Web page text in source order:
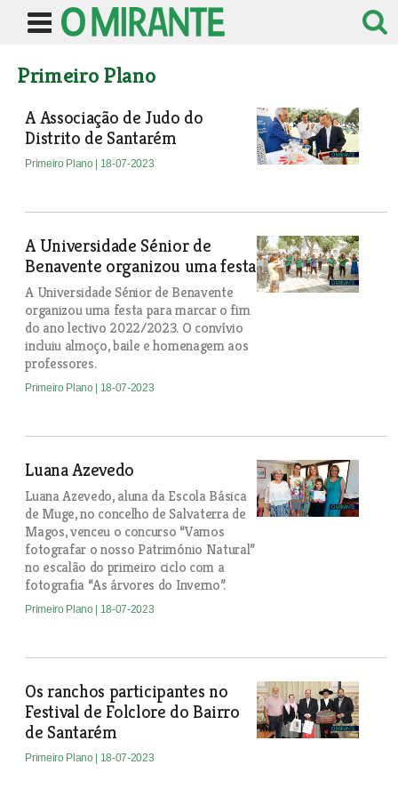
Primeiro Plano
A Associação de Judo do
Distrito de Santarém
Primeiro Plano | 18-07-2023
A Universidade Sénior de
Benavente organizou uma festa
A Universidade Sénior de Benavente
organizou uma festa para marcar o fim
do ano lectivo 2022/2023. O convívio
incluiu almoço, baile e homenagem aos
professores.
Primeiro Plano | 18-07-2023
Luana Azevedo
Luana Azevedo, aluna da Escola Básica
de Muge, no concelho de Salvaterra de
Magos, venceu o concurso “Vamos
fotografar o nosso Património Natural”
no escalão do primeiro ciclo com a
fotografia “As árvores do Inverno”.
Primeiro Plano | 18-07-2023
Os ranchos participantes no
Festival de Folclore do Bairro
de Santarém
Primeiro Plano | 18-07-2023